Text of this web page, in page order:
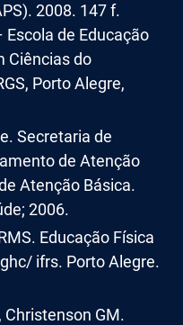
2008. 147 f.
de Educação
Ciências do
Porto Alegre,
Secretaria de
de Atenção
Atenção Básica.
2006.
Educação Física
ifrs. Porto Alegre.
Christenson GM.